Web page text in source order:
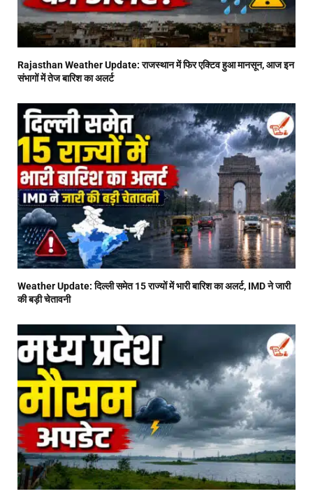
Rajasthan Weather Update: राजस्थान में फिर एक्टिव हुआ मानसून, आज इन
संभागों में तेज बारिश का अलर्ट
Weather Update: दिल्ली समेत 15 राज्यों में भारी बारिश का अलर्ट, IMD ने जारी
की बड़ी चेतावनी